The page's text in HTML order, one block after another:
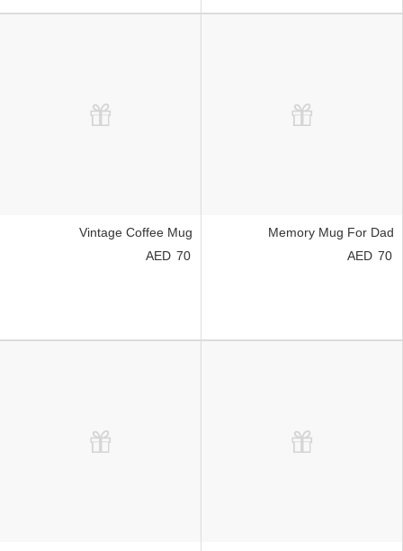
Memory Mug For Dad
70
Vintage Coffee Mug
70